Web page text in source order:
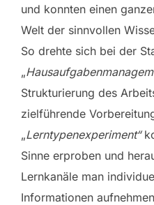
und konnten einen
Welt der sinnvollen
So drehte sich bei der
„
Strukturierung des
zielführende
„Lerntypenexperiment“
Sinne erproben und
Lernkanäle man
Informationen